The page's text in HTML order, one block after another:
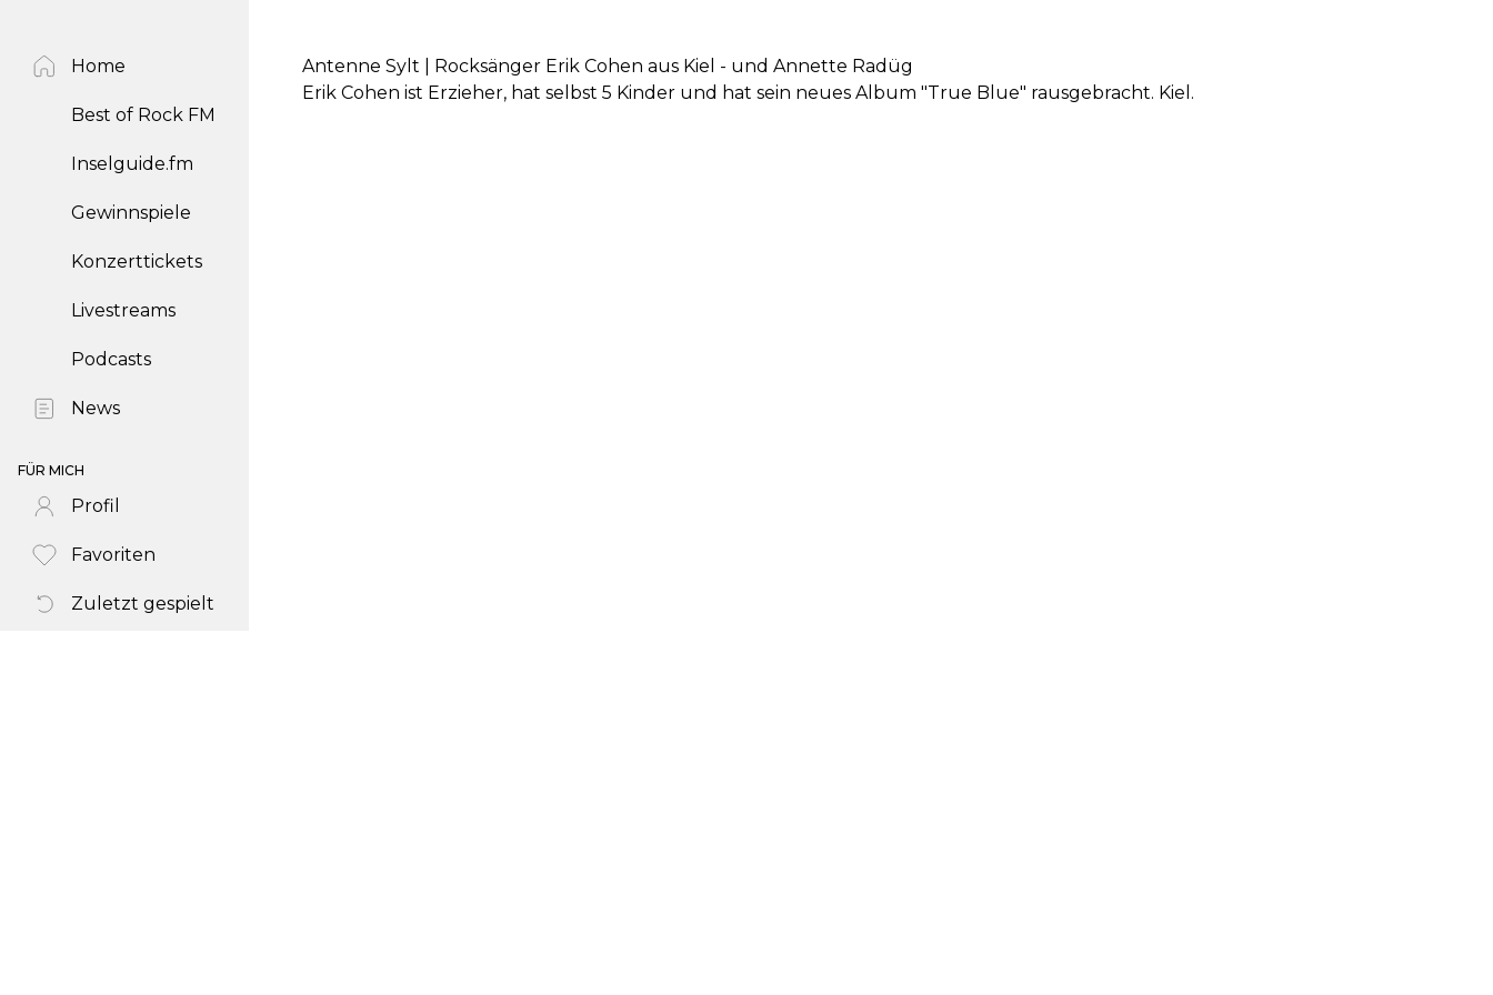
Home
Best of Rock FM
Inselguide.fm
Gewinnspiele
Konzerttickets
Livestreams
Podcasts
News
FÜR MICH
Profil
Favoriten
Zuletzt gespielt
Antenne Sylt | Rocksänger Erik Cohen aus Kiel - und Annette Radüg
Erik Cohen ist Erzieher, hat selbst 5 Kinder und hat sein neues Album "True Blue" rausgebracht. Kiel.